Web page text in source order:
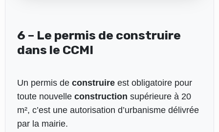
6 – Le permis de construire
dans le CCMI
Un permis de construireest obligatoire pour
toute nouvelle construction supérieure à 20
m², c’est une autorisation d’urbanisme délivrée
par la mairie.